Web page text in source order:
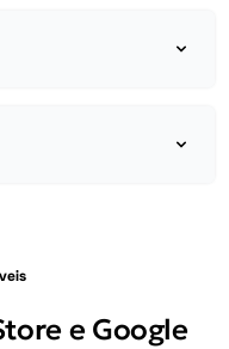
e Google